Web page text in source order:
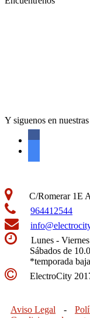
Y siguenos en
C/Romerar 1E
964412544
Lunes -
Sábados de
*temporada
ElectroCity
Aviso Legal -